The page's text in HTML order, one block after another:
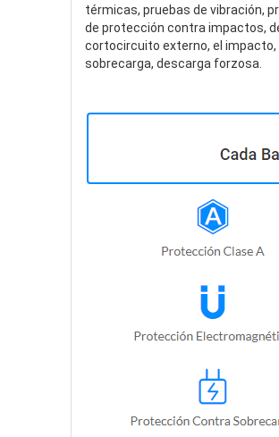
térmicas, pruebas de vibración,
de protección contra impactos,
cortocircuito externo, el impacto,
sobrecarga, descarga forzosa.